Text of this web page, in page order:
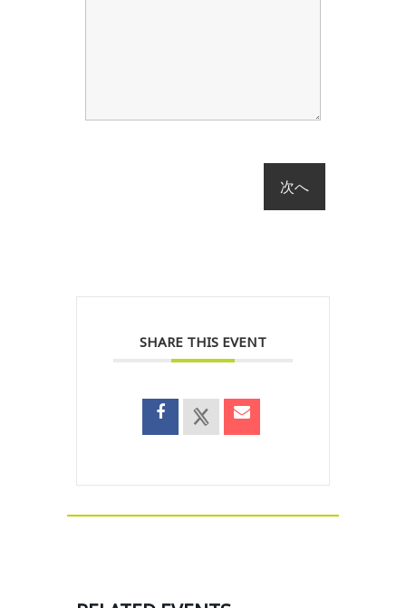
SHARE THIS EVENT